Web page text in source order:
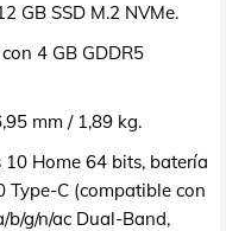
GB SSD M.2 NVMe.
4 GB GDDR5
mm / 1,89 kg.
Home 64 bits, batería
Type-C (compatible con
b/g/n/ac Dual-Band,